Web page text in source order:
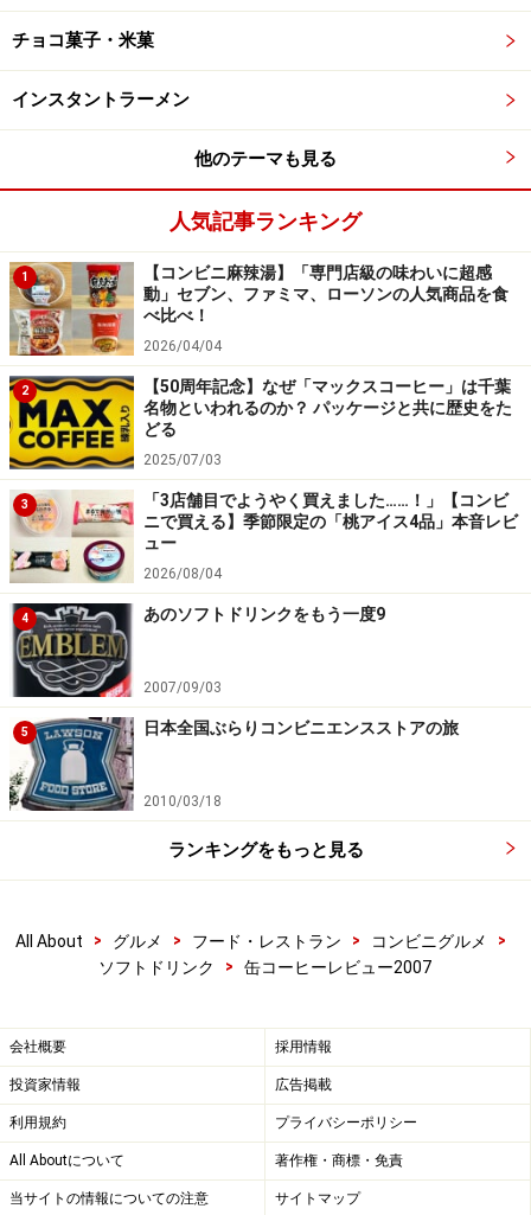
コンビニの冷蔵庫から消えてしまった品は一部の限定商
品を除き、見当たりませんでした。今年も、数年前から
ブラックコーヒーについては各社とも新製品を投入しま
したが、これについては競合しているはずなのに、入手
が速かったのか、冷蔵庫のキャパシティを超えるほどの
品数が発売されなかったのか。原因がキャパシティだと
すれば、勢いが衰え始めてきているのでしょうか。最近
は男性でも缶コーヒーより日本茶・ミネラルウォーター
を飲む人が多くなっていますしね。(というか今までの日
本人の風習に戻ったわけで)
※記事内容は執筆時点のものです。最新の内容をご確認くださ
い。
※メニューや料金などのデータは、取材時または記事公開時点で
の内容です。
チョコ菓子・米菓
インスタントラーメン
他のテーマも見る
人気記事ランキング
1
【コンビニ麻辣湯】「専門店級の味わいに超感
動」セブン、ファミマ、ローソンの人気商品を食
べ比べ！
2026/04/04
2
【50周年記念】なぜ「マックスコーヒー」は千葉
名物といわれるのか？ パッケージと共に歴史をた
どる
2025/07/03
3
「3店舗目でようやく買えました……！」【コンビ
ニで買える】季節限定の「桃アイス4品」本音レビ
ュー
2026/08/04
4 あのソフトドリンクをもう一度9
2007/09/03
5 日本全国ぶらりコンビニエンスストアの旅
2010/03/18
ランキングをもっと見る
All About > グルメ > フード・レストラン > コンビニグルメ
>
ソフトドリンク
> 缶コーヒーレビュー2007
会社概要 採用情報
投資家情報 広告掲載
利用規約 プライバシーポリシー
All Aboutについて 著作権・商標・免責
当サイトの情報についての注意 サイトマップ